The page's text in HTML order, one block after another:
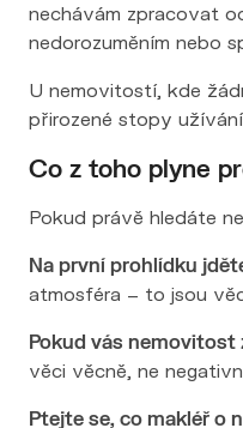
nechávám zpracovat
nedorozuměním nebo
U nemovitostí, kde
přirozené stopy
Co z toho plyne
Pokud právě hledáte
Na první prohlídku
atmosféra – to jsou
Pokud vás
věci věcně, ne
Ptejte se, co makléř o